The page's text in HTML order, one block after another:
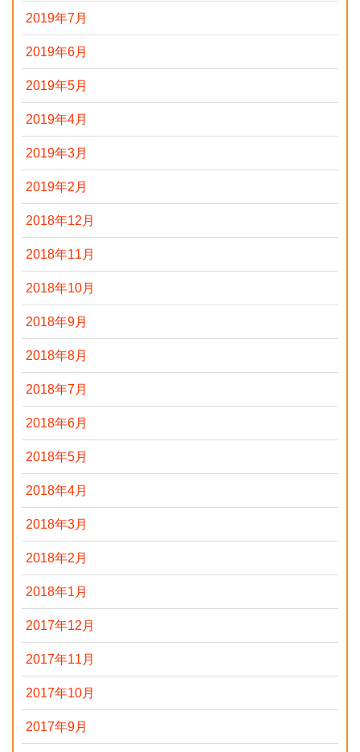
2019年7月
2019年6月
2019年5月
2019年4月
2019年3月
2019年2月
2018年12月
2018年11月
2018年10月
2018年9月
2018年8月
2018年7月
2018年6月
2018年5月
2018年4月
2018年3月
2018年2月
2018年1月
2017年12月
2017年11月
2017年10月
2017年9月